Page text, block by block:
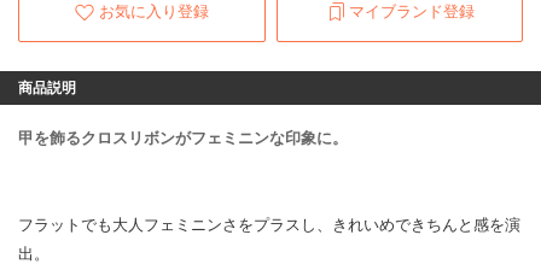
お気に入り登録 マイブランド登録
商品説明
甲を飾るクロスリボンがフェミニンな印象に。
フラットでも大人フェミニンさをプラスし、きれいめできちんと感を演
出。